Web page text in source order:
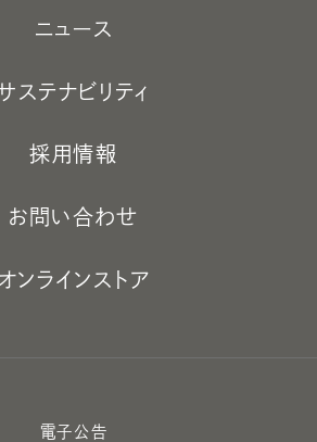
ニュース
ステナビリティ
採用情報
お問い合わせ
オンラインストア
電子公告